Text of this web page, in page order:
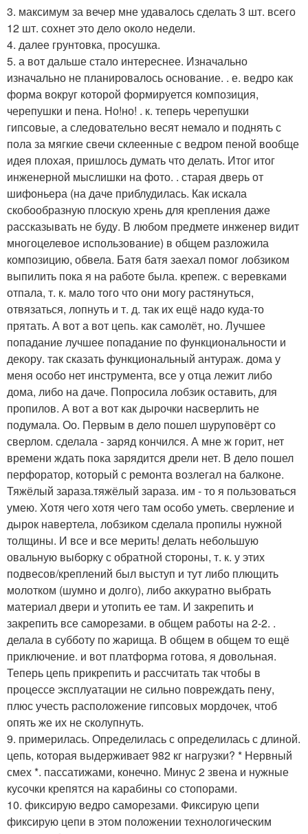
3. максимум за вечер мне удавалось сделать 3 шт. всего
12 шт. сохнет это дело около недели.
4. далее грунтовка, просушка.
5. а вот дальше стало интереснее. Изначально
изначально не планировалось основание. . е. ведро как
форма вокруг которой формируется композиция,
черепушки и пена. Но!но! . к. теперь черепушки
гипсовые, а следовательно весят немало и поднять с
пола за мягкие свечи склеенные с ведром пеной вообще
идея плохая, пришлось думать что делать. Итог итог
инженерной мыслишки на фото. . старая дверь от
шифоньера (на даче приблудилась. Как искала
скобообразную плоскую хрень для крепления даже
рассказывать не буду. В любом предмете инженер видит
многоцелевое использование) в общем разложила
композицию, обвела. Батя батя заехал помог лобзиком
выпилить пока я на работе была. крепеж. с веревками
отпала, т. к. мало того что они могу растянуться,
отвязаться, лопнуть и т. д. так их ещё надо куда-то
прятать. А вот а вот цепь. как самолёт, но. Лучшее
попадание лучшее попадание по функциональности и
декору. так сказать функциональный антураж. дома у
меня особо нет инструмента, все у отца лежит либо
дома, либо на даче. Попросила лобзик оставить, для
пропилов. А вот а вот как дырочки насверлить не
подумала. Оо. Первым в дело пошел шуруповёрт со
сверлом. сделала - заряд кончился. А мне ж горит, нет
времени ждать пока зарядится дрели нет. В дело пошел
перфоратор, который с ремонта возлегал на балконе.
Тяжёлый зараза.тяжёлый зараза. им - то я пользоваться
умею. Хотя чего хотя чего там особо уметь. сверление и
дырок навертела, лобзиком сделала пропилы нужной
толщины. И все и все мерить! делать небольшую
овальную выборку с обратной стороны, т. к. у этих
подвесов/креплений был выступ и тут либо плющить
молотком (шумно и долго), либо аккуратно выбрать
материал двери и утопить ее там. И закрепить и
закрепить все саморезами. в общем работы на 2-2. .
делала в субботу по жарища. В общем в общем то ещё
приключение. и вот платформа готова, я довольная.
Теперь цепь прикрепить и рассчитать так чтобы в
процессе эксплуатации не сильно повреждать пену,
плюс учесть расположение гипсовых мордочек, чтоб
опять же их не сколупнуть.
9. примерилась. Определилась с определилась с длиной.
цепь, которая выдерживает 982 кг нагрузки? * Нервный
смех *. пассатижами, конечно. Минус 2 звена и нужные
кусочки крепятся на карабины со стопорами.
10. фиксирую ведро саморезами. Фиксирую цепи
фиксирую цепи в этом положении технологическим